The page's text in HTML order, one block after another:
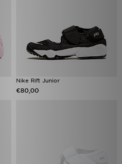
Nike Rift Junior
€80,00